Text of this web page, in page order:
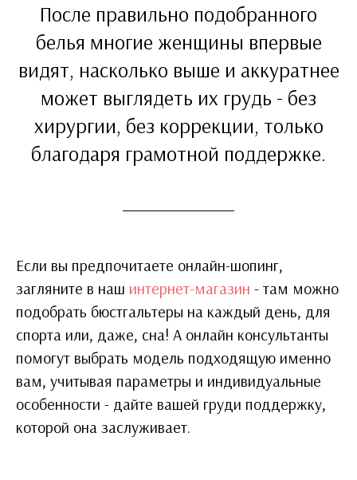
После правильно подобранного
белья многие женщины впервые
видят, насколько выше и аккуратнее
может выглядеть их грудь - без
хирургии, без коррекции, только
благодаря грамотной поддержке.
Если вы предпочитаете онлайн-шопинг,
загляните в наш интернет-магазин - там можно
подобрать бюстгальтеры на каждый день, для
спорта или, даже, сна! А онлайн консультанты
помогут выбрать модель подходящую именно
вам, учитывая параметры и индивидуальные
особенности - дайте вашей груди поддержку,
которой она заслуживает.